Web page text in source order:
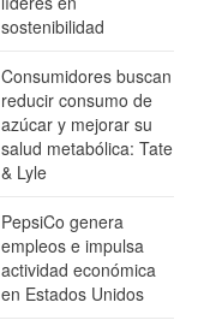
sostenibilidad
Consumidores buscan
reducir consumo de
azúcar y mejorar su
salud metabólica: Tate
& Lyle
PepsiCo genera
empleos e impulsa
actividad económica
en Estados Unidos